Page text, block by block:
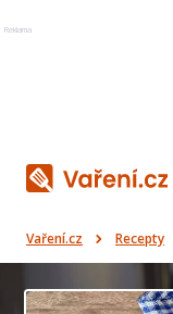
Reklama
Vaření.cz Recepty